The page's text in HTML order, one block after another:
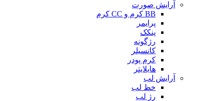
آرایش صورت
BB کرم و CC کرم
پرایمر
پنکک
رژگونه
کانسیلر
کرم پودر
هایلایتر
آرایش لب
خط لب
رژ لب